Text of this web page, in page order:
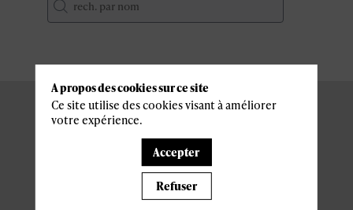
A propos des cookies sur ce site
Ce site utilise des cookies visant à améliorer
votre expérience.
Accepter
Refuser